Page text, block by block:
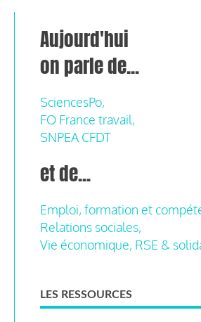
Aujourd'hui
on parle de...
SciencesPo,
FO France travail,
SNPEA CFDT
et de...
Emploi, formation et
Relations sociales,
Vie économique, RSE &
LES RESSOURCES